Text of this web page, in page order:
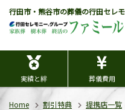
行田市・熊谷市の葬儀の行田セレ
実績と絆 葬儀費用
Home 割引特典 提携店一覧